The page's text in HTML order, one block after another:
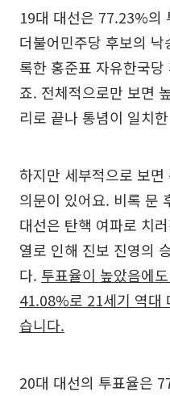
19대 대선은 77.23%의
더불어민주당 후보의
록한 홍준표 자유한국
죠. 전체적으로만 보면
리로 끝나 통념이 일치
하지만 세부적으로 보
의문이 있어요. 비록 문
대선은 탄핵 여파로 치
열로 인해 진보 진영의
다. 투표율이 높았음에
41.08%로 21세기 역대
습니다.
20대 대선의 투표율은